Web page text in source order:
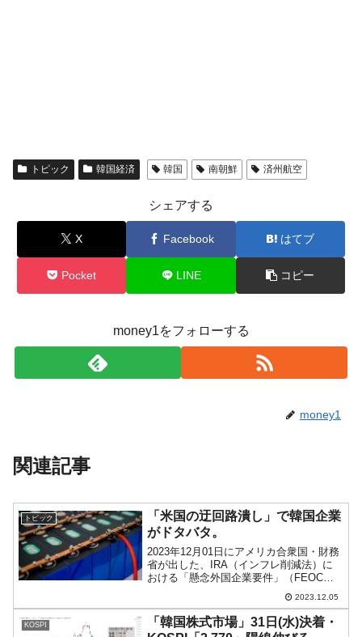
トピック 韓国経済 韓国 南朝鮮 済州航空
シェアする
X Facebook はてブ
Pocket LINE コピー
money1をフォローする
money1
関連記事
トピック
「米国の迂回路潰し」で韓国企業
がドタバタ。
2023年12月01日にアメリカ合衆国・財務
省が出した、IRA（インフレ削減法）に
おける「懸念外国企業要件」（FEOC）
詳細規定案が、案の定韓国企業にも波乱
を起こしています。中国が「迂回路」と
して利用しようとしていた「韓国」は駄
目になりそう...
2023.12.05
KOSPI
「韓国株式市場」31日(水)決着・